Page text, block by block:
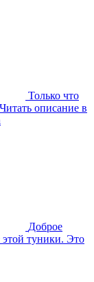
Только что
описание в
Доброе
этой туники. Это